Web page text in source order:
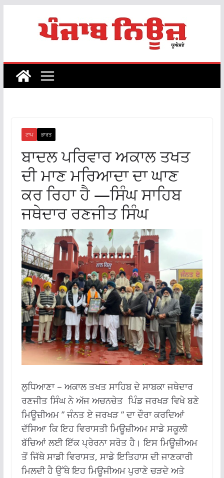
ਟਾਪ ਭਾਰਤ
ਬਾਦਲ ਪਰਿਵਾਰ ਅਕਾਲ ਤਖਤ
ਦੀ ਮਾਣ ਮਰਿਆਦਾ ਦਾ ਘਾਣ
ਕਰ ਰਿਹਾ ਹੈ —ਸਿੰਘ ਸਾਹਿਬ
ਜਥੇਦਾਰ ਰਣਜੀਤ ਸਿੰਘ
ਲੁਧਿਆਣਾ – ਅਕਾਲ ਤਖਤ ਸਾਹਿਬ ਦੇ ਸਾਬਕਾ ਜਥੇਦਾਰ
ਰਣਜੀਤ ਸਿੰਘ ਨੇ ਅੱਜ ਅਚਨਚੇਤ ਪਿੰਡ ਜਰਖੜ ਵਿਖੇ ਬਣੇ
ਮਿਊਜ਼ੀਅਮ ” ਜੰਨਤ ਏ ਜਰਖੜ ” ਦਾ ਦੌਰਾ ਕਰਦਿਆਂ
ਦੱਸਿਆ ਕਿ ਇਹ ਵਿਰਾਸਤੀ ਮਿਊਜ਼ੀਅਮ ਸਾਡੇ ਸਕੂਲੀ
ਬੱਚਿਆਂ ਲਈ ਇੱਕ ਪ੍ਰੇਰਨਾ ਸਰੋਤ ਹੈ। ਇਸ ਮਿਊਜ਼ੀਅਮ
ਤੋਂ ਜਿੱਥੇ ਸਾਡੀ ਵਿਰਾਸਤ, ਸਾਡੇ ਇਤਿਹਾਸ ਦੀ ਜਾਣਕਾਰੀ
ਮਿਲਦੀ ਹੈ ਉੱਥੇ ਇਹ ਮਿਊਜੀਅਮ ਪੁਰਾਣੇ ਚੜਦੇ ਅਤੇ